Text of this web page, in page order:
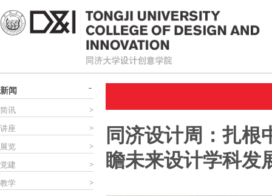
新闻
简讯
>
讲座
>
展览
>
党建
>
教学
>
同济设计周：扎根
瞻未来设计学科发